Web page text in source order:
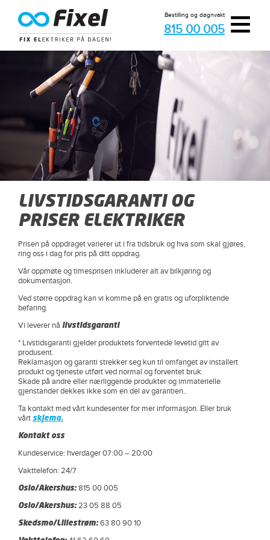
≡
Bestilling og døgnvakt
815 00 005
LIVSTIDSGARANTI OG
PRISER ELEKTRIKER
Prisen på oppdraget varierer ut i fra tidsbruk og hva som skal gjøres,
ring oss i dag for pris på ditt oppdrag.
Vår oppmøte og timesprisen inkluderer alt av bilkjøring og
dokumentasjon.
Ved større oppdrag kan vi komme på en gratis og uforpliktende
befaring.
Vi leverer nå livstidsgaranti
* Livstidsgaranti gjelder produktets forventede levetid gitt av
produsent.
Reklamasjon og garanti strekker seg kun til omfanget av installert
produkt og tjeneste utført ved normal og forventet bruk.
Skade på andre eller nærliggende produkter og immaterielle
gjenstander dekkes ikke som en del av garantien..
Ta kontakt med vårt kundesenter for mer informasjon. Eller bruk
vårt skjema.
Kontakt oss
Kundeservice: hverdager 07:00 – 20:00
Vakttelefon: 24/7
Oslo/Akershus:815 00 005
Oslo/Akershus:23 05 88 05
Skedsmo/Lillestrøm:63 80 90 10